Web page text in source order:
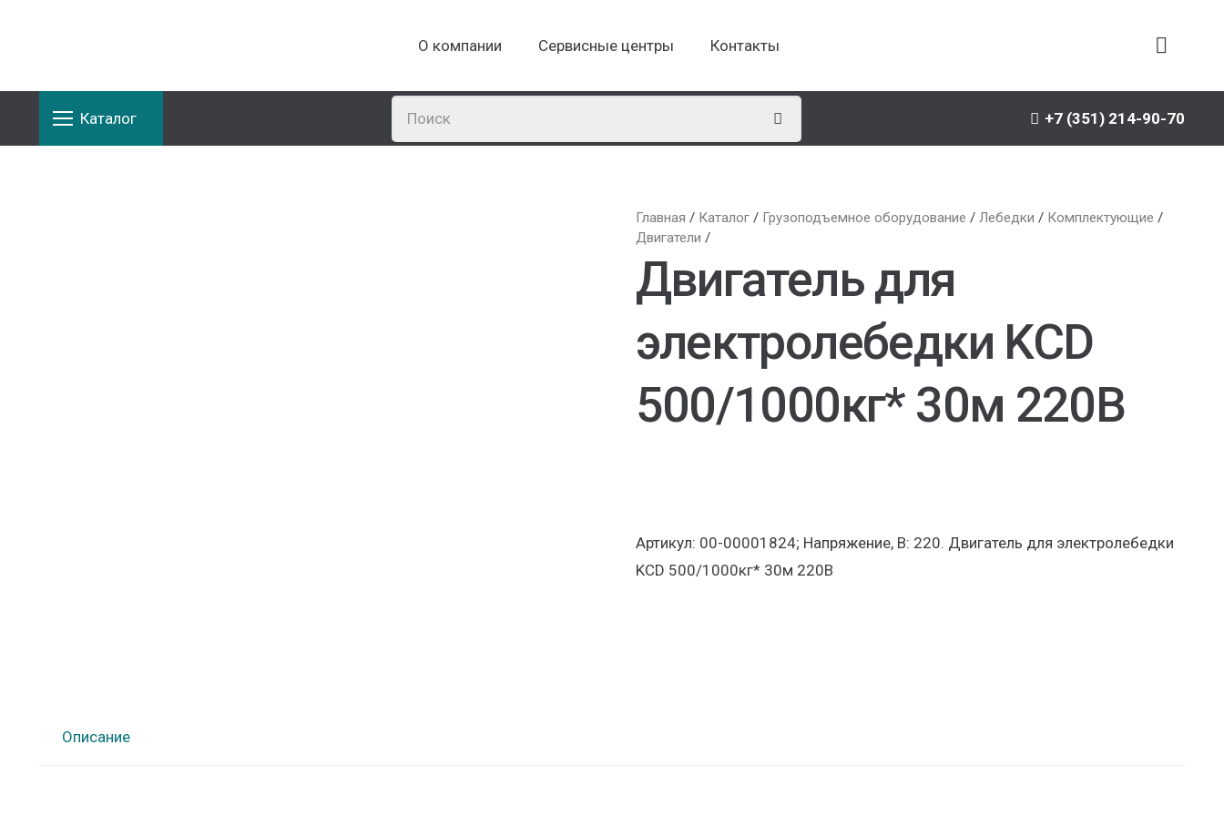
О компании Сервисные центры Контакты
Каталог +7 (351) 214-90-70
Главная / Каталог/ Грузоподъемное оборудование / Лебедки / Комплектующие /
Двигатели /
Двигатель для
электролебедки KCD
500/1000кг* 30м 220В
Артикул: 00-00001824; Напряжение, В: 220. Двигатель для электролебедки
KCD 500/1000кг* 30м 220В
Описание